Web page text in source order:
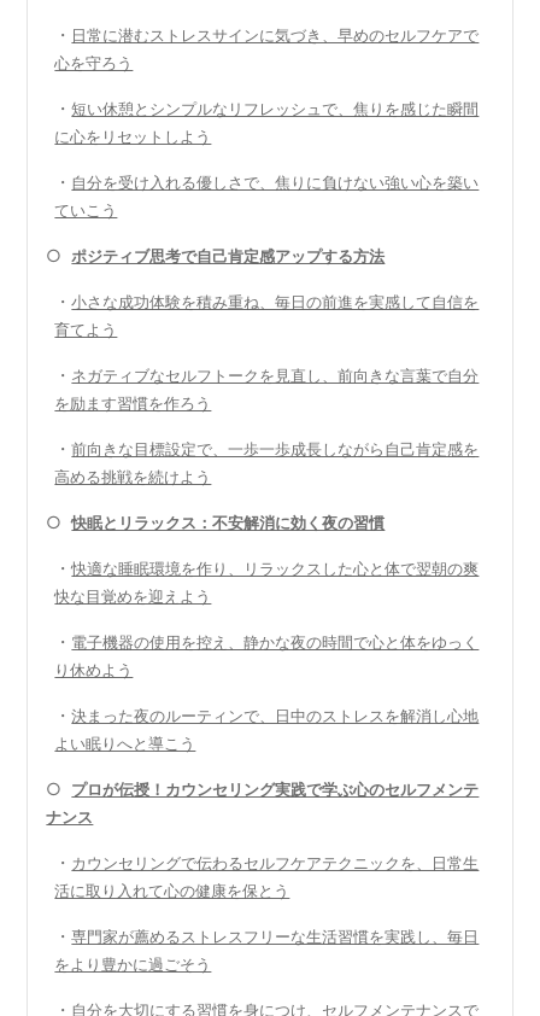
・ 日常に潜むストレスサインに気づき、早めのセルフケアで
心を守ろう
・短い休憩とシンプルなリフレッシュで、焦りを感じた瞬間
に心をリセットしよう
・ 自分を受け入れる優しさで、焦りに負けない強い心を築い
ていこう
○ ポジティブ思考で自己肯定感アップする方法
・小さな成功体験を積み重ね、毎日の前進を実感して自信を
育てよう
・ ネガティブなセルフトークを見直し、前向きな言葉で自分
を励ます習慣を作ろう
・前向きな目標設定で、一歩一歩成長しながら自己肯定感を
高める挑戦を続けよう
○快眠とリラックス：不安解消に効く夜の習慣
・快適な睡眠環境を作り、リラックスした心と体で翌朝の爽
快な目覚めを迎えよう
・ 電子機器の使用を控え、静かな夜の時間で心と体をゆっく
り休めよう
・決まった夜のルーティンで、日中のストレスを解消し心地
よい眠りへと導こう
○ プロが伝授！カウンセリング実践で学ぶ心のセルフメンテ
ナンス
・ カウンセリングで伝わるセルフケアテクニックを、日常生
活に取り入れて心の健康を保とう
・専門家が薦めるストレスフリーな生活習慣を実践し、毎日
をより豊かに過ごそう
・ 自分を大切にする習慣を身につけ、セルフメンテナンスで